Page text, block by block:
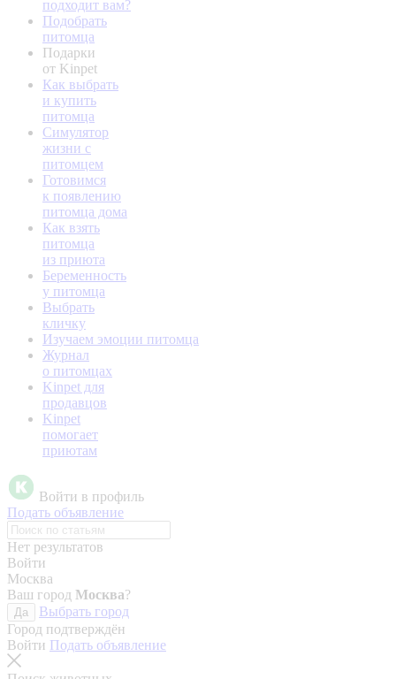
подходит вам?
Подобрать
питомца
Подарки
от Kinpet
Как выбрать
и купить
питомца
Симулятор
жизни с
питомцем
Готовимся
к появлению
питомца дома
Как взять
питомца
из приюта
Беременность
у питомца
Выбрать
кличку
Изучаем эмоции питомца
Журнал
о питомцах
Kinpet для
продавцов
Kinpet
помогает
приютам
Войти в профиль
Подать объявление
Нет результатов
Войти
Москва
Ваш город Москва?
Да
Выбрать город
Город подтверждён
Войти Подать объявление